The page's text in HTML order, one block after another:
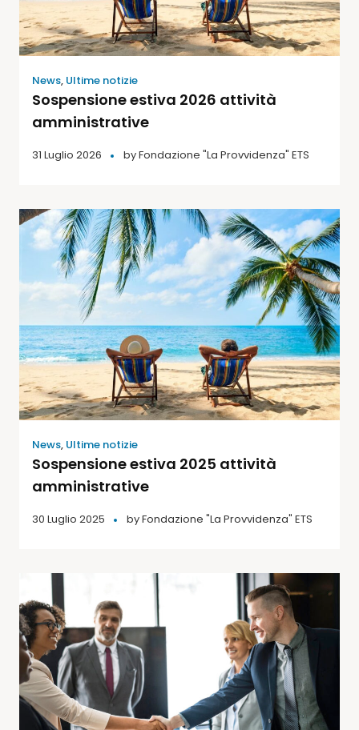
News, Ultime notizie
Sospensione estiva 2026 attività
amministrative
31 Luglio 2026 byFondazione "La Provvidenza" ETS
News, Ultime notizie
Sospensione estiva 2025 attività
amministrative
30 Luglio 2025 byFondazione "La Provvidenza" ETS